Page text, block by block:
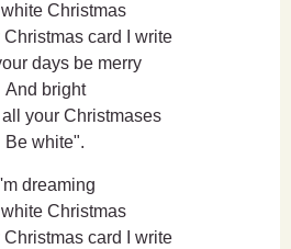
Christmas
card I write
days be merry
And bright
your Christmases
Be white".
I'm dreaming
Christmas
card I write